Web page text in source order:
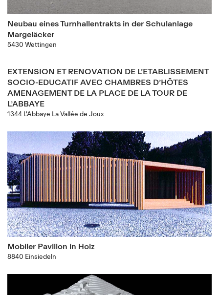
Neubau eines Turnhallentrakts in der Schulanlage
Margeläcker
5430 Wettingen
EXTENSION ET RENOVATION DE L’ETABLISSEMENT
SOCIO-EDUCATIF AVEC CHAMBRES D’HÔTES
AMENAGEMENT DE LA PLACE DE LA TOUR DE
L’ABBAYE
1344 L'Abbaye La Vallée de Joux
Mobiler Pavillon in Holz
8840 Einsiedeln